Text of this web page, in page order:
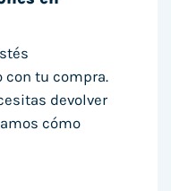
tu compra.
devolver
cómo